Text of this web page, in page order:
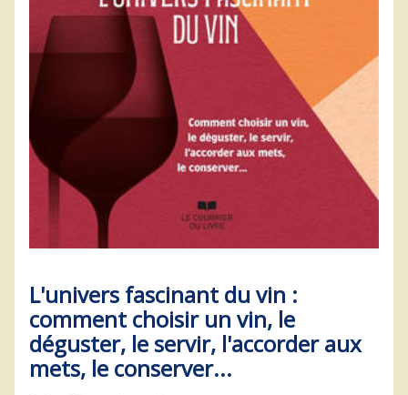
L'univers fascinant du vin :
comment choisir un vin, le
déguster, le servir, l'accorder aux
mets, le conserver...